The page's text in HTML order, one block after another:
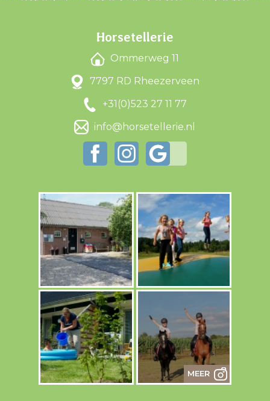
Horsetellerie
Ommerweg 11
7797 RD Rheezerveen
+31(0)523 27 11 77
info@horsetellerie.nl